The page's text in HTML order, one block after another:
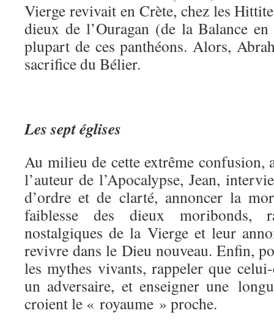
Vierge revivait en Crète, chez les
dieux de l’Ouragan (de la Balance
plupart de ces panthéons. Alors,
sacrifice du Bélier.
Les sept églises
Au milieu de cette extrême confusion,
l’auteur de l’Apocalypse, Jean,
d’ordre et de clarté, annoncer la
faiblesse des dieux moribonds,
nostalgiques de la Vierge et leur
revivre dans le Dieu nouveau. Enfin,
les mythes vivants, rappeler que
un adversaire, et enseigner une
croient le « royaume » proche.